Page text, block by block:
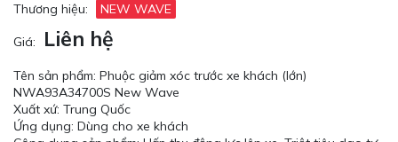
Thương hiệu:
NEW WAVE
Giá: Liên hệ
Tên sản phẩm: Phuộc giảm xóc trước xe khách (lớn)
NWA93A34700S New Wave
Xuất xứ: Trung Quốc
Ứng dụng: Dùng cho xe khách